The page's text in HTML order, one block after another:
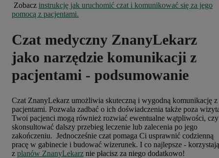
Zobacz instrukcję jak uruchomić czat i komunikować się za jego
pomocą z pacjentami.
Czat medyczny ZnanyLekarz
jako narzędzie komunikacji z
pacjentami - podsumowanie
Czat ZnanyLekarz umożliwia skuteczną i wygodną komunikację z
pacjentami. Pozwala zadbać o ich doświadczenia także poza
Twoi pacjenci mogą również rozwiać ewentualne wątpliwości, czy
skonsultować dalszy przebieg leczenie lub zalecenia po jego
zakończeniu. Jednocześnie czat pomaga Ci usprawnić codzienną
pracę w gabinecie i budować wizerunek. I co najlepsze -
z planów ZnanyLekarz nie płacisz za niego dodatkowo!